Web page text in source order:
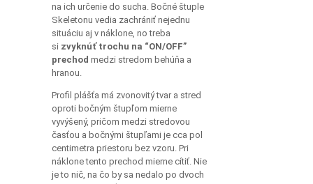
na ich určenie do sucha. Bočné štuple
Skeletonu vedia zachrániť nejednu
situáciu aj v náklone, no treba
si zvyknúť trochu na “ON/OFF”
prechod medzi stredom behúňa a
hranou.
Profil plášťa má zvonovitý tvar a stred
oproti bočným štupľom mierne
vyvýšený, pričom medzi stredovou
časťou a bočnými štupľami je cca pol
centimetra priestoru bez vzoru. Pri
náklone tento prechod mierne cítiť. Nie
je to nič, na čo by sa nedalo po dvoch